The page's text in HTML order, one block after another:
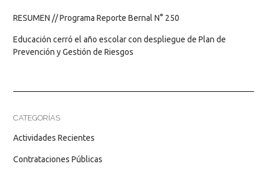
RESUMEN // Programa Reporte Bernal N° 250
Educación cerró el año escolar con despliegue de Plan de
Prevención y Gestión de Riesgos
CATEGORÍAS
Actividades Recientes
Contrataciones Públicas